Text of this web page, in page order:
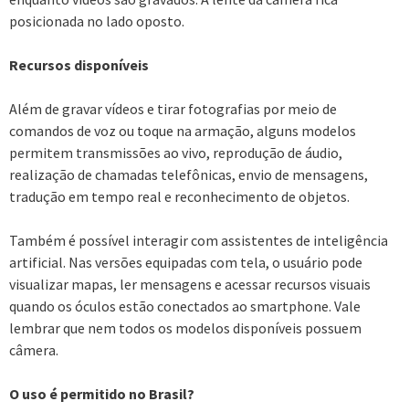
posicionada no lado oposto.
Recursos disponíveis
Além de gravar vídeos e tirar fotografias por meio de
comandos de voz ou toque na armação, alguns modelos
permitem transmissões ao vivo, reprodução de áudio,
realização de chamadas telefônicas, envio de mensagens,
tradução em tempo real e reconhecimento de objetos.
Também é possível interagir com assistentes de inteligência
artificial. Nas versões equipadas com tela, o usuário pode
visualizar mapas, ler mensagens e acessar recursos visuais
quando os óculos estão conectados ao smartphone. Vale
lembrar que nem todos os modelos disponíveis possuem
câmera.
O uso é permitido no Brasil?